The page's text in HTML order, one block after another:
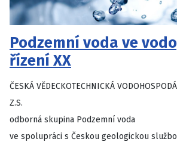
Podzemní voda ve
řízení XX
ČESKÁ VĚDECKOTECHNICKÁ
Z.S.
odborná skupina Podzemní voda
ve spolupráci s Českou geologickou